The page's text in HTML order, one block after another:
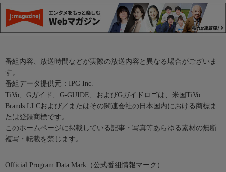
番組内容、放送時間などが実際の放送内容と異なる場合がございま
す。
番組データ提供元：IPG Inc.
TiVo、Gガイド、G-GUIDE、およびGガイドロゴは、米国TiVo
Brands LLCおよび／またはその関連会社の日本国内における商標ま
たは登録商標です。
このホームページに掲載している記事・写真等あらゆる素材の無断
複写・転載を禁じます。
Official Program Data Mark（公式番組情報マーク）